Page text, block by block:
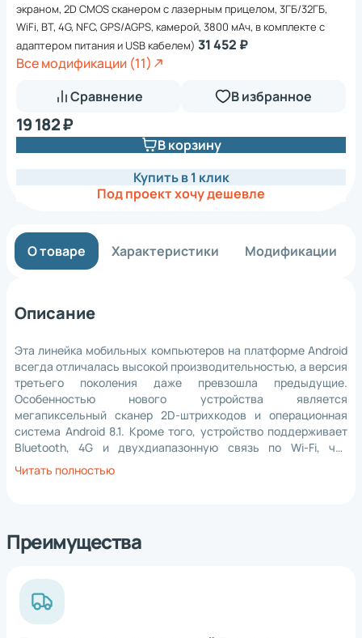
экраном, 2D CMOS сканером с лазерным прицелом, 3ГБ/32ГБ,
WiFi, BT, 4G, NFC, GPS/AGPS, камерой, 3800 мАч, в комплекте с
адаптером питания и USB кабелем) 31 452 ₽
Все модификации (11)
Сравнение
В избранное
19 182 ₽
В корзину
Купить в 1 клик
Под проект хочу дешевле
О товаре Характеристики Модификации
Описание
Эта линейка мобильных компьютеров на платформе Android
всегда отличалась высокой производительностью, а версия
третьего поколения даже превзошла предыдущие.
Особенностью нового устройства является
мегапиксельный сканер 2D-штрихкодов и операционная
система Android 8.1. Кроме того, устройство поддерживает
Bluetooth, 4G и двухдиапазонную связь по Wi-Fi, что
позволяет быстро и легко подключаться к другим
устройствам. Прочный корпус мобильного компьютера
высоты до 1,2 м. Отдельно можно приобрести аксессуары,
Читать полностью
Преимущества
обработку